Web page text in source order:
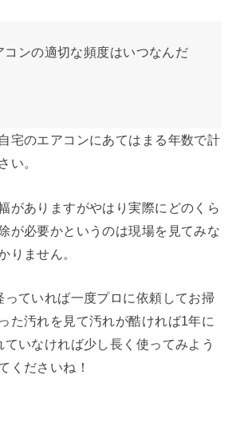
コンの適切な頻度はいつなんだ
宅のエアコンにあてはまる年数で計
い。
がありますがやはり実際にどのくら
が必要かというのは現場を見てみな
りません。
っていれば一度プロに依頼してお掃
た汚れを見て汚れが酷ければ1年に
いなければ少し長く使ってみよう
くださいね！